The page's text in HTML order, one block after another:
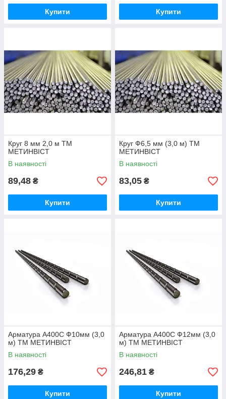
Купити Купити
Круг 8 мм 2,0 м ТМ
МЕТИНВІСТ
В наявності
89,48 ₴
Купити
Круг Ф6,5 мм (3,0 м) ТМ
МЕТИНВІСТ
В наявності
83,05 ₴
Купити
Арматура А400С Ф10мм (3,0
м) ТМ МЕТИНВІСТ
В наявності
176,29 ₴
Купити
Арматура А400С Ф12мм (3,0
м) ТМ МЕТИНВІСТ
В наявності
246,81 ₴
Купити